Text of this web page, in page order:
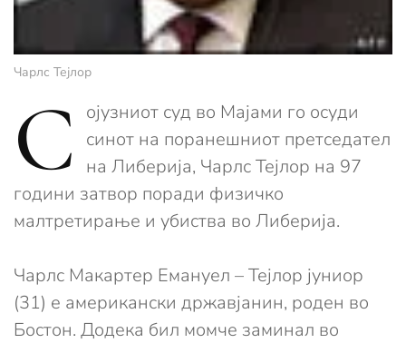
Чарлс Тејлор
С
ојузниот суд во Мајами го осуди
синот на поранешниот претседател
на Либерија, Чарлс Тејлор на 97
години затвор поради физичко
малтретирање и убиства во Либерија.
Чарлс Макартер Емануел – Тејлор јуниор
(31) е американски државјанин, роден во
Бостон. Додека бил момче заминал во